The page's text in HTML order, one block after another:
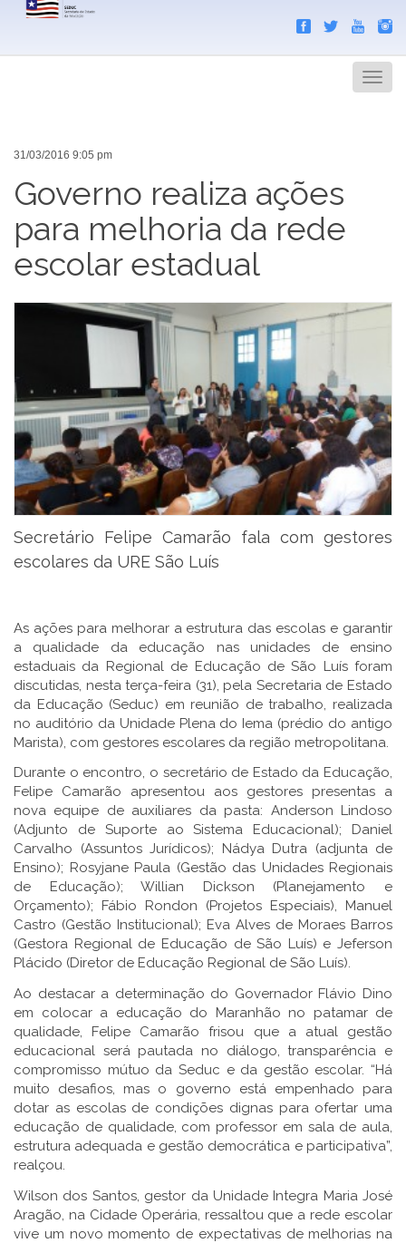
Menu
31/03/2016 9:05 pm
Governo realiza ações
para melhoria da rede
escolar estadual
Secretário Felipe Camarão fala com gestores
escolares da URE São Luís
As ações para melhorar a estrutura das escolas e garantir
a qualidade da educação nas unidades de ensino
estaduais da Regional de Educação de São Luís foram
discutidas, nesta terça-feira (31), pela Secretaria de Estado
da Educação (Seduc) em reunião de trabalho, realizada
no auditório da Unidade Plena do Iema (prédio do antigo
Marista), com gestores escolares da região metropolitana.
Durante o encontro, o secretário de Estado da Educação,
Felipe Camarão apresentou aos gestores presentas a
nova equipe de auxiliares da pasta: Anderson Lindoso
(Adjunto de Suporte ao Sistema Educacional); Daniel
Carvalho (Assuntos Jurídicos); Nádya Dutra (adjunta de
Ensino); Rosyjane Paula (Gestão das Unidades Regionais
de Educação); Willian Dickson (Planejamento e
Orçamento); Fábio Rondon (Projetos Especiais), Manuel
Castro (Gestão Institucional); Eva Alves de Moraes Barros
(Gestora Regional de Educação de São Luís) e Jeferson
Plácido (Diretor de Educação Regional de São Luís).
Ao destacar a determinação do Governador Flávio Dino
em colocar a educação do Maranhão no patamar de
qualidade, Felipe Camarão frisou que a atual gestão
educacional será pautada no diálogo, transparência e
compromisso mútuo da Seduc e da gestão escolar. “Há
muito desafios, mas o governo está empenhado para
dotar as escolas de condições dignas para ofertar uma
educação de qualidade, com professor em sala de aula,
estrutura adequada e gestão democrática e participativa”,
realçou.
Wilson dos Santos, gestor da Unidade Integra Maria José
Aragão, na Cidade Operária, ressaltou que a rede escolar
vive um novo momento de expectativas de melhorias na